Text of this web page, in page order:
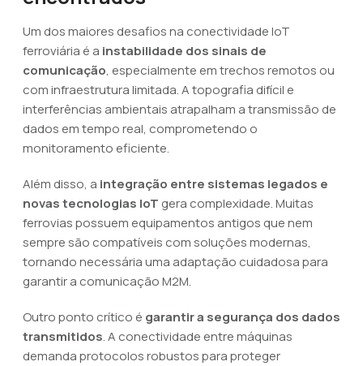
Um dos maiores desafios na conectividade IoT
ferroviária é a instabilidade dos sinais de
comunicação, especialmente em trechos remotos ou
com infraestrutura limitada. A topografia difícil e
interferências ambientais atrapalham a transmissão de
dados em tempo real, comprometendo o
monitoramento eficiente.
Além disso, a integração entre sistemas legados e
novas tecnologias IoT gera complexidade. Muitas
ferrovias possuem equipamentos antigos que nem
sempre são compatíveis com soluções modernas,
tornando necessária uma adaptação cuidadosa para
garantir a comunicação M2M.
Outro ponto crítico é garantir a segurança dos dados
transmitidos. A conectividade entre máquinas
demanda protocolos robustos para proteger